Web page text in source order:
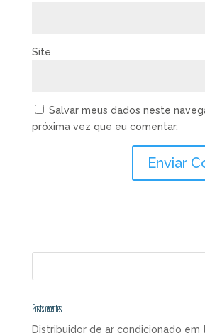
Site
Salvar meus dados neste
próxima vez que eu comentar.
Posts recentes
Distribuidor de ar condicionado em